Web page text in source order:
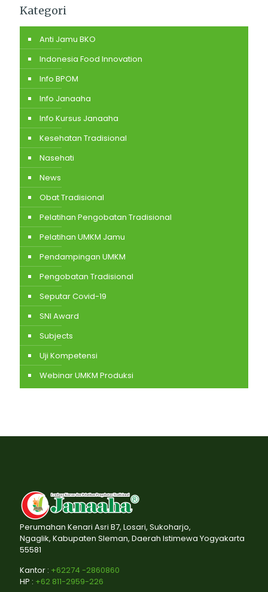
Kategori
Anti Jamu BKO
Indonesia Food Innovation
Info BPOM
Info Janaaha
Info Kursus Janaaha
Kesehatan Tradisional
Nasehati
News
Obat Tradisional
Pelatihan Pengobatan Tradisional
Pelatihan UMKM Jamu
Pendampingan UMKM
Pengobatan Tradisional
Seputar Covid-19
SNI Award
Subjects
Uji Kompetensi
Webinar UMKM Produksi
Perumahan Kenari Asri B7, Losari, Sukoharjo,
Ngaglik, Kabupaten Sleman, Daerah Istimewa Yogyakarta
55581
Kantor : +62274 -2860860
HP : +62 811-2959-226